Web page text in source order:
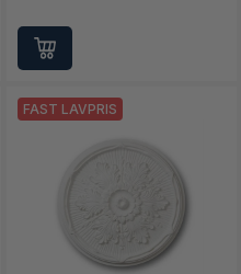
FAST LAVPRIS